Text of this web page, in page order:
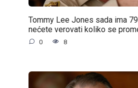
Tommy Lee Jones sada ima
nećete verovati koliko se
0 8